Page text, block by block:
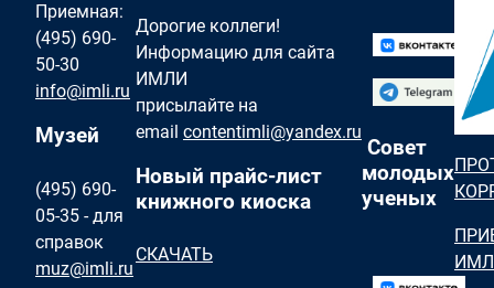
Приемная:
(495) 690-
50-30
info@imli.ru
Музей
(495) 690-
05-35 - для
справок
muz@imli.ru
Дорогие коллеги!
Информацию для сайта
ИМЛИ
присылайте на
email contentimli@yandex.ru
Новый прайс-лист
книжного киоска
СКАЧАТЬ
Совет
молодых
ученых